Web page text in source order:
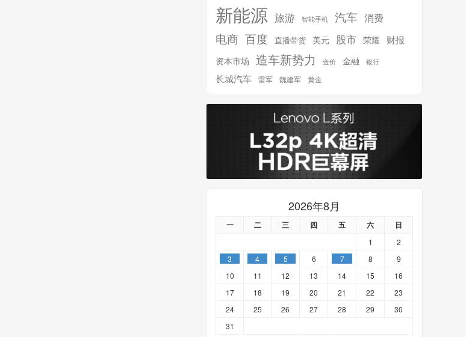
新能源 旅游 智能手机 汽车 消费
电商 百度 直播带货 美元 股市 荣耀 财报
资本市场 造车新势力 金价 金融 银行
长城汽车 雷军 魏建军 黄金
2026年8月
一 二 三 四 五 六 日
1
2
3
4 5 6 7 8
9
10
11 12 13 14 15
16
17
18 19 20 21 22
23
24
25 26 27 28 29
30
31